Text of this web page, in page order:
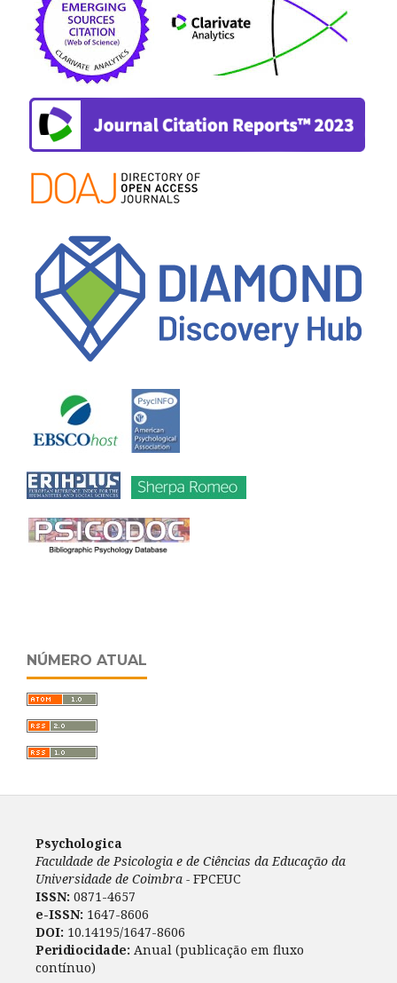
NÚMERO ATUAL
Psychologica
Faculdade de Psicologia e de Ciências da Educação da
Universidade de Coimbra - FPCEUC
ISSN: 0871-4657
e-ISSN: 1647-8606
DOI: 10.14195/1647-8606
Peridiocidade: Anual (publicação em fluxo
contínuo)